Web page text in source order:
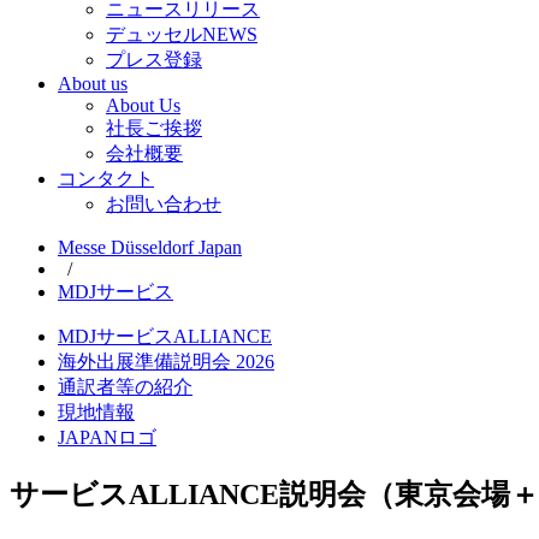
ニュースリリース
デュッセルNEWS
プレス登録
About us
About Us
社長ご挨拶
会社概要
コンタクト
お問い合わせ
Messe Düsseldorf Japan
/
MDJサービス
MDJサービスALLIANCE
海外出展準備説明会 2026
通訳者等の紹介
現地情報
JAPANロゴ
サービスALLIANCE説明会（東京会場＋